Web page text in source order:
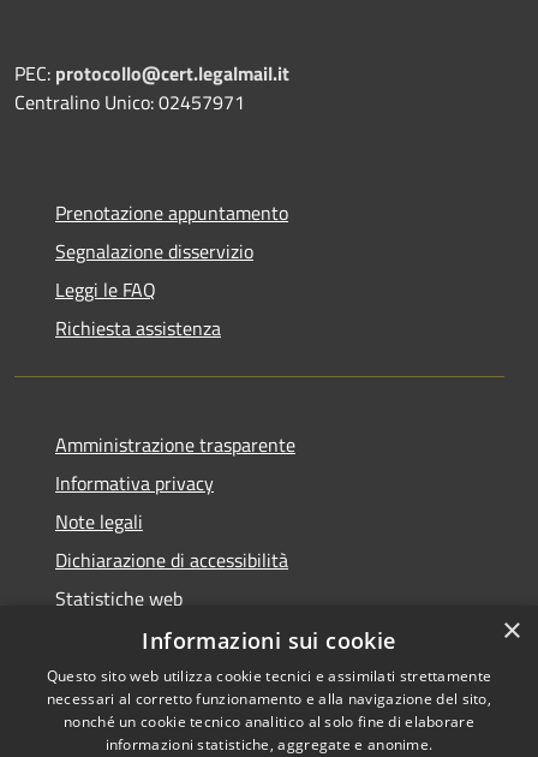
PEC: protocollo@cert.legalmail.it
Centralino Unico: 02457971
Prenotazione appuntamento
Segnalazione disservizio
Leggi le FAQ
Richiesta assistenza
Amministrazione trasparente
Informativa privacy
Note legali
Dichiarazione di accessibilità
Statistiche web
Accessibilità
Copyright © 2026 • Comune di
Buccinasco • Powered by
×
Informazioni sui cookie
Questo sito web utilizza cookie tecnici e assimilati strettamente
necessari al corretto funzionamento e alla navigazione del sito,
nonché un cookie tecnico analitico al solo fine di elaborare
informazioni statistiche, aggregate e anonime.